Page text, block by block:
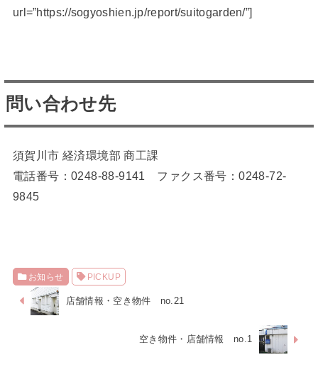
url=”https://sogyoshien.jp/report/suitogarden/”]
問い合わせ先
須賀川市 経済環境部 商工課
電話番号：0248-88-9141 ファクス番号：0248-72-
9845
お知らせ PICKUP
店舗情報・空き物件 no.21
空き物件・店舗情報 no.1